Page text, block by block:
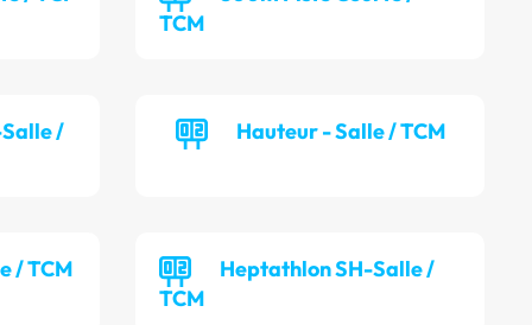
TCM
/
Hauteur - Salle / TCM
/ TCM
Heptathlon SH-Salle /
TCM